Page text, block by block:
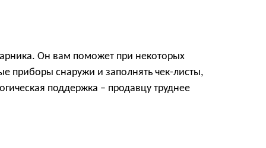
Он вам поможет при некоторых
приборы снаружи и заполнять чек-листы,
поддержка – продавцу труднее